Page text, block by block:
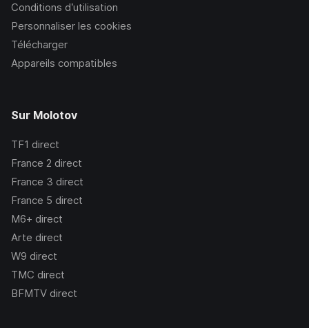
Conditions d’utilisation
Personnaliser les cookies
Télécharger
Appareils compatibles
Sur Molotov
TF1 direct
France 2 direct
France 3 direct
France 5 direct
M6+ direct
Arte direct
W9 direct
TMC direct
BFMTV direct